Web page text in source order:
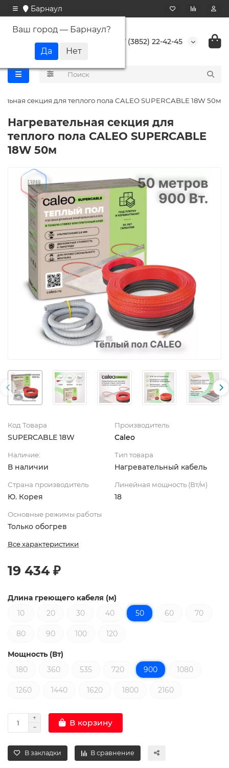
Барнаул
Ваш город — Барнаул?
+7 (3852) 22-42-45
секция для теплого пола CALEO SUPERCABLE 18W 50м
Нагревательная секция для
теплого пола CALEO SUPERCABLE
18W 50м
Код Товара
SUPERCABLE 18W
Производитель
Caleo
Наличие:
В наличии
Тип товара
Нагревательный кабель
Страна производитель
Ю. Корея
Линейная мощность (Вт/м)
18
Основные режимы работы
Только обогрев
Все характеристики
19 434 ₽
Длина греющего кабеля (м)
10
20 30 40 50 60 70
80 90 100 120
Мощность (Вт)
180
360 535 720 900 1080
1260 1440 1620 1800 2160
В корзину
В закладки В сравнение